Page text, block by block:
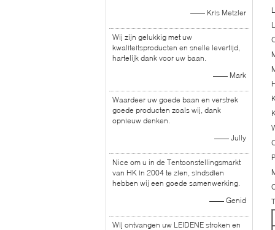
—— Kris Metzler
Wij zijn gelukkig met uw
kwaliteitsproducten en snelle levertijd,
hartelijk dank voor uw baan.
—— Mark
Waardeer uw goede baan en verstrek
goede producten zoals wij, dank
opnieuw denken.
—— Jully
Nice om u in de Tentoonstellingsmarkt
van HK in 2004 te zien, sindsdien
hebben wij een goede samenwerking.
—— Genid
Wij ontvangen uw LEIDENE stroken en